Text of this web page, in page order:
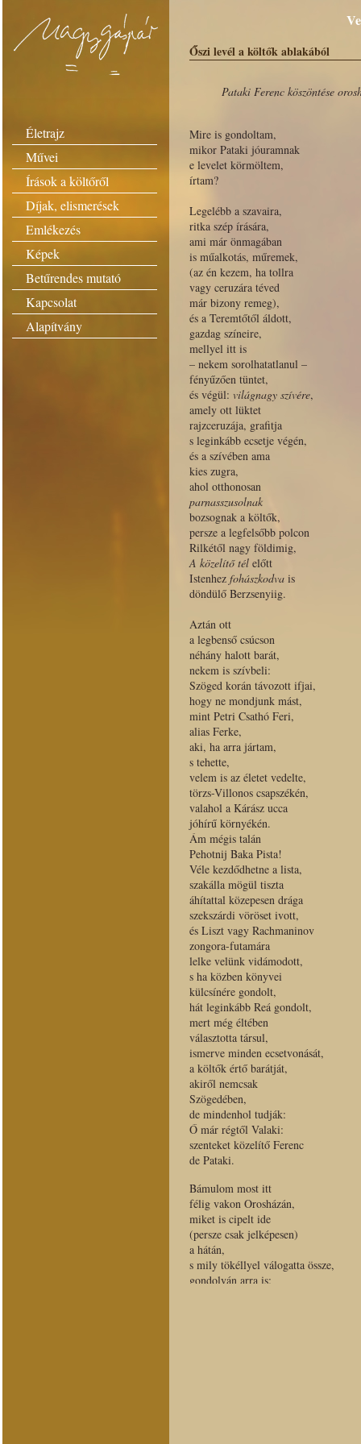
Életrajz
Művei
Írások a költőről
Díjak, elismerések
Emlékezés
Képek
Betűrendes mutató
Kapcsolat
Alapítvány
Őszi levél a költők ablakából
Pataki Ferenc köszöntése
Mire is gondoltam,
mikor Pataki jóuramnak
e levelet körmöltem,
írtam?
Legelébb a szavaira,
ritka szép írására,
ami már önmagában
is műalkotás, műremek,
(az én kezem, ha tollra
vagy ceruzára téved
már bizony remeg),
és a Teremtőtől áldott,
gazdag színeire,
mellyel itt is
– nekem sorolhatatlanul –
fényűzően tüntet,
és végül: világnagy szívére,
amely ott lüktet
rajzceruzája, grafitja
s leginkább ecsetje végén,
és a szívében ama
kies zugra,
ahol otthonosan
parnasszusolnak
bozsognak a költők,
persze a legfelsőbb polcon
Rilkétől nagy földimig,
A közelítő tél előtt
Istenhez fohászkodva is
döndülő Berzsenyiig.
Aztán ott
a legbenső csúcson
néhány halott barát,
nekem is szívbeli:
Szöged korán távozott ifjai,
hogy ne mondjunk mást,
mint Petri Csathó Feri,
alias Ferke,
aki, ha arra jártam,
s tehette,
velem is az életet vedelte,
törzs-Villonos csapszékén,
valahol a Kárász ucca
jóhírű környékén.
Ám mégis talán
Pehotnij Baka Pista!
Véle kezdődhetne a lista,
szakálla mögül tiszta
áhítattal közepesen drága
szekszárdi vöröset ivott,
és Liszt vagy Rachmaninov
zongora-futamára
lelke velünk vidámodott,
s ha közben könyvei
külcsínére gondolt,
hát leginkább Reá gondolt,
mert még éltében
választotta társul,
ismerve minden ecsetvonását,
a költők értő barátját,
akiről nemcsak
Szögedében,
de mindenhol tudják:
Ő már régtől Valaki:
szenteket közelítő Ferenc
de Pataki.
Bámulom most itt
félig vakon Orosházán,
miket is cipelt ide
(persze csak jelképesen)
a hátán,
s mily tökéllyel válogatta össze,
gondolván arra is: